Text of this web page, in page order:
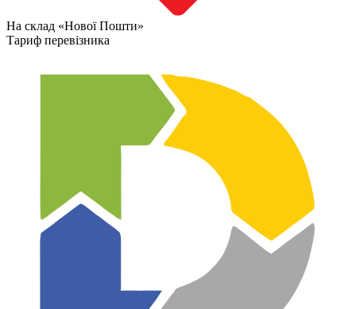
На склад «Нової Пошти»
Тариф перевізника